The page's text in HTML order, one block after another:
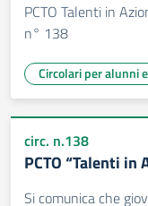
PCTO Talenti in
n° 138
Circolari per alunni
circ. n.138
PCTO “Talenti in
Si comunica che